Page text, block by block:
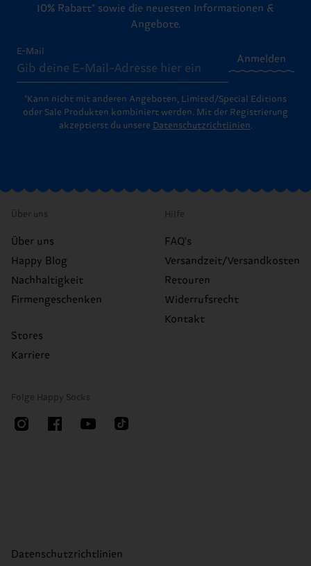
10% Rabatt* sowie die neuesten Informationen &
Angebote.
E-Mail
Anmelden
*Kann nicht mit anderen Angeboten, Limited/Special Editions
oder Sale Produkten kombiniert werden. Mit der Registrierung
akzeptierst du unsere Datenschutzrichtlinien.
Über uns
Über uns
Happy Blog
Nachhaltigkeit
Firmengeschenken
Stores
Karriere
Hilfe
FAQ's
Versandzeit/Versandkosten
Retouren
Widerrufsrecht
Kontakt
Folge Happy Socks
Datenschutzrichtlinien